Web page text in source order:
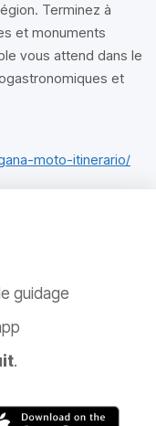
Terminez à
et monuments
vous attend dans le
et
moto-itinerario/
guidage
.